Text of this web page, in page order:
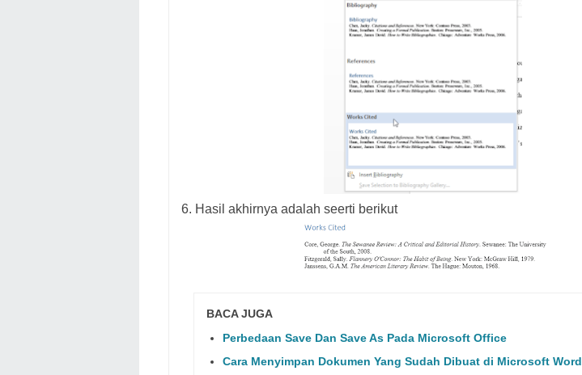
6. Hasil akhirnya adalah seerti berikut
BACA JUGA
Perbedaan Save Dan Save As Pada Microsoft Office
Cara Menyimpan Dokumen Yang Sudah Dibuat di Microsoft Word